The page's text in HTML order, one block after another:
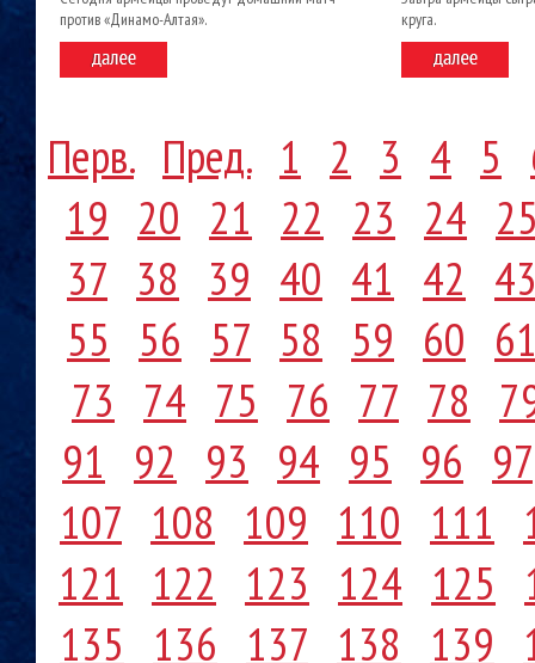
против «Динамо-Алтая».
круга.
Перв. Пред. 1 2 3 4 5
19 20 21 22 23 24
37 38 39 40 41 42
55 56 57 58 59 60
73 74 75 76 77 78
91 92 93 94 95 96 97
107 108 109 110 111
121 122 123 124 125
135 136 137 138 139